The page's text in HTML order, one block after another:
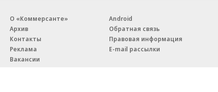
О «Коммерсанте»
Архив
Контакты
Реклама
Вакансии
Android
Обратная связь
Правовая информация
E-mail рассылки